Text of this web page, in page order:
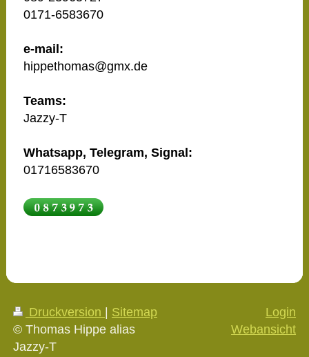
0171-6583670
e-mail:
hippethomas@gmx.de
Teams:
Jazzy-T
Whatsapp, Telegram, Signal:
01716583670
Druckversion | Sitemap
© Thomas Hippe alias
Jazzy-T
Login
Webansicht